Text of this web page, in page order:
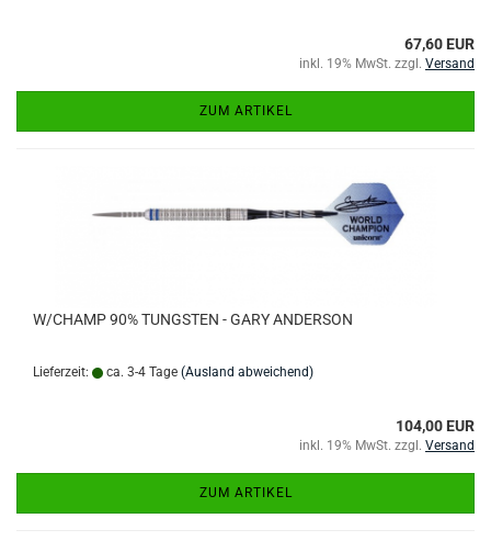
67,60 EUR
inkl. 19% MwSt. zzgl. Versand
ZUM ARTIKEL
W/CHAMP 90% TUNGSTEN - GARY ANDERSON
Lieferzeit: ca. 3-4 Tage (Ausland abweichend)
104,00 EUR
inkl. 19% MwSt. zzgl. Versand
ZUM ARTIKEL